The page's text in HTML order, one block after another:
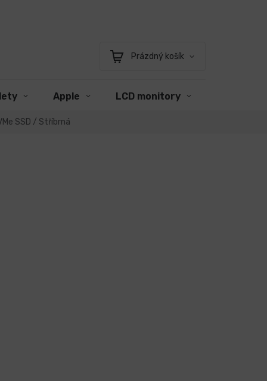
Nákupní
Prázdný košík
Apple LCD monitory
SSD / Stříbrná